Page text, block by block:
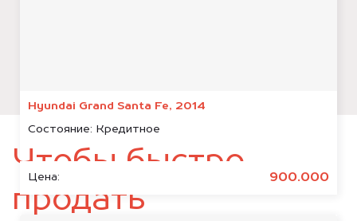
Hyundai Grand Santa Fe, 2014
Состояние: Кредитное
Цена: 900.000
Чтобы быстро
продать